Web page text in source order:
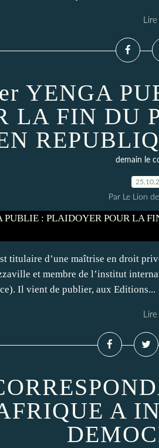
YENGA
LA FIN DU
demain le
Par Le Lion
titulaire d’une maîtrise en droit
et membre de l’institut
Il vient de publier, aux Editions...
A